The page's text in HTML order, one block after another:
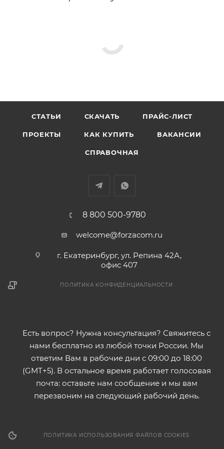
СТАТЬИ СКАЧАТЬ ПРАЙС-ЛИСТ
ПРОЕКТЫ КАК КУПИТЬ ВАКАНСИИ
СПРАВОЧНАЯ
8 800 500-9780
welcome@forzacom.ru
г. Екатеринбург, ул. Репина 42А,
офис 407
ПОЛИТИКА КОНФИДЕНЦИАЛЬНОСТИ
Есть вопрос? Нужна консультация? Свяжитесь с
нами бесплатно из любой точки России. Мы
ответим Вам в рабочие дни с 09:00 до 18:00
(GMT+5). В остальное время работает голосовая
почта: оставьте нам сообщение и мы вам
перезвоним на следующий рабочий день.
ПОЛИТИКА ИСПОЛЬЗОВАНИЯ ФАЙЛОВ COOKIES